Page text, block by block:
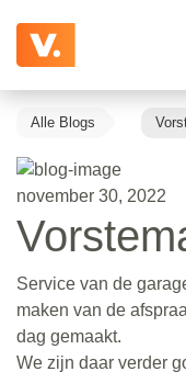
Alle Blogs
november 30, 2022
Service van de
maken van de
dag gemaakt.
We zijn daar verder